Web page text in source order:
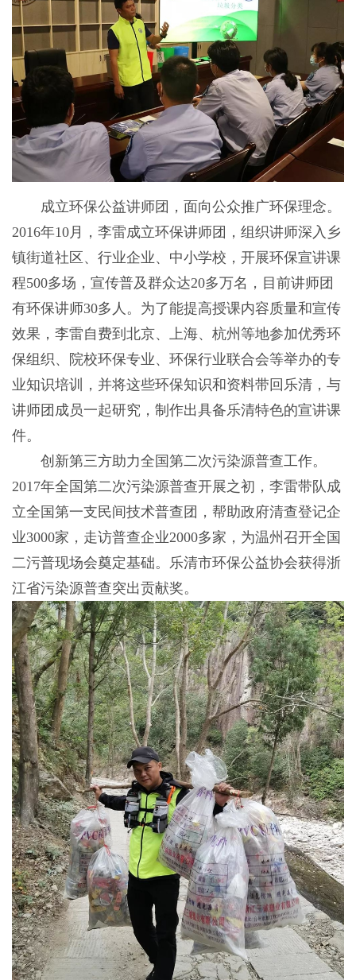
成立环保公益讲师团，面向公众推广环保理念。
2016年10月，李雷成立环保讲师团，组织讲师深入乡
镇街道社区、行业企业、中小学校，开展环保宣讲课
程500多场，宣传普及群众达20多万名，目前讲师团
有环保讲师30多人。为了能提高授课内容质量和宣传
效果，李雷自费到北京、上海、杭州等地参加优秀环
保组织、院校环保专业、环保行业联合会等举办的专
业知识培训，并将这些环保知识和资料带回乐清，与
讲师团成员一起研究，制作出具备乐清特色的宣讲课
件。
创新第三方助力全国第二次污染源普查工作。
2017年全国第二次污染源普查开展之初，李雷带队成
立全国第一支民间技术普查团，帮助政府清查登记企
业3000家，走访普查企业2000多家，为温州召开全国
二污普现场会奠定基础。乐清市环保公益协会获得浙
江省污染源普查突出贡献奖。